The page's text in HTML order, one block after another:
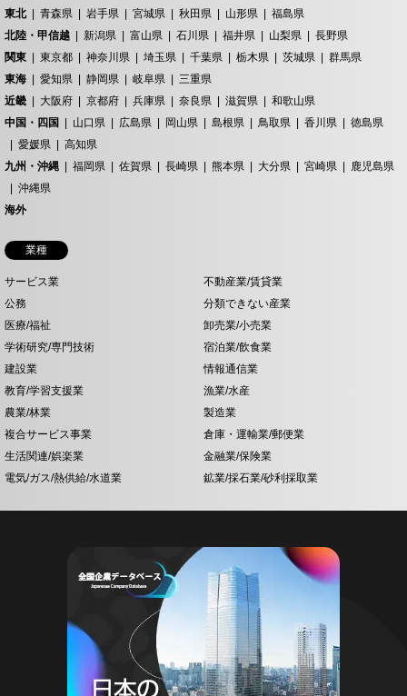
東北
青森県 岩手県 宮城県 秋田県 山形県
福島県
北陸・甲信越
新潟県 富山県 石川県 福井県 山梨県
長野県
関東
東京都 神奈川県 埼玉県 千葉県 栃木県 茨城県
群馬県
東海
愛知県 静岡県 岐阜県
三重県
近畿
大阪府 京都府 兵庫県 奈良県 滋賀県
和歌山県
中国・四国
山口県 広島県 岡山県 島根県 鳥取県 香川県
徳島県
愛媛県
高知県
九州・沖縄
福岡県 佐賀県 長崎県 熊本県 大分県 宮崎県
鹿児島県
沖縄県
海外
業種
サービス業
不動産業/賃貸業
公務
分類できない産業
医療/福祉
卸売業/小売業
学術研究/専門技術
宿泊業/飲食業
建設業
情報通信業
教育/学習支援業
漁業/水産
農業/林業
製造業
複合サービス事業
倉庫・運輸業/郵便業
生活関連/娯楽業
金融業/保険業
電気/ガス/熱供給/水道業
鉱業/採石業/砂利採取業